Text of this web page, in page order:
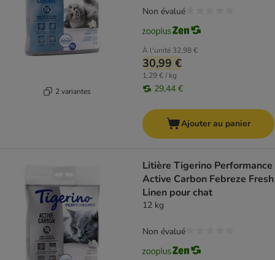
2 variantes
À l'unité 32,98 €
30,99 €
1,29 € / kg
29,44 €
Non évalué
Ajouter au panier
Litière Tigerino Performance
Active Carbon Febreze Fresh
Linen pour chat
12 kg
Non évalué